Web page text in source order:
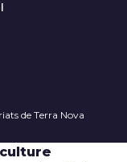
portant une
de Terra Nova